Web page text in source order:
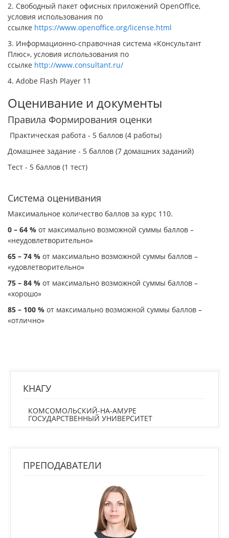
2. Свободный пакет офисных приложений OpenOffice,
условия использования по
ссылке https://www.openoffice.org/license.html
3. Информационно-справочная система «Консультант
Плюс», условия использования по
ссылке http://www.consultant.ru/
4. Adobe Flash Player 11
Оценивание и документы
Правила Формирования оценки
Практическая работа - 5 баллов (4 работы)
Домашнее задание - 5 баллов (7 домашних заданий)
Тест - 5 баллов (1 тест)
Система оценивания
Максимальное количество баллов за курс 110.
0 – 64 % от максимально возможной суммы баллов –
«неудовлетворительно»
65 – 74 % от максимально возможной суммы баллов –
«удовлетворительно»
75 – 84 % от максимально возможной суммы баллов –
«хорошо»
85 – 100 % от максимально возможной суммы баллов –
«отлично»
КНАГУ
КОМСОМОЛЬСКИЙ-НА-АМУРЕ
ГОСУДАРСТВЕННЫЙ УНИВЕРСИТЕТ
ПРЕПОДАВАТЕЛИ